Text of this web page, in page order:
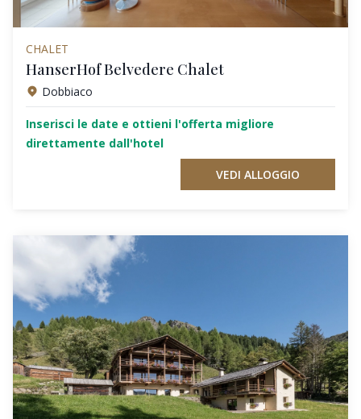
CHALET
HanserHof Belvedere Chalet
Dobbiaco
Inserisci le date e ottieni l'offerta migliore
direttamente dall'hotel
VEDI ALLOGGIO